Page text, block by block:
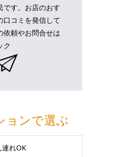
です。お店のおす
口コミを発信して
依頼やお問合せは
ク
ョンで選ぶ
れOK